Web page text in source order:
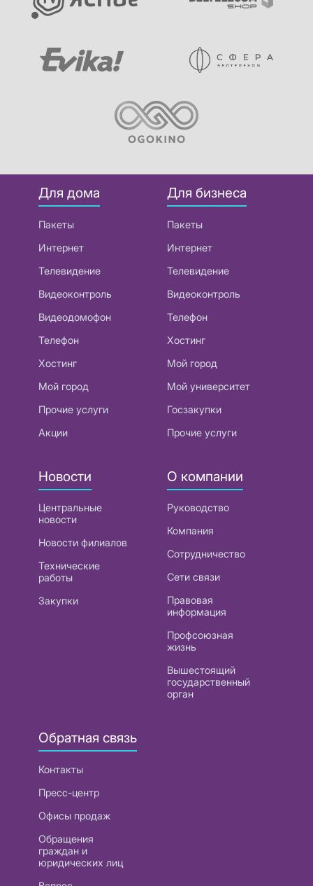
Для дома
Пакеты
Интернет
Телевидение
Видеоконтроль
Видеодомофон
Телефон
Хостинг
Мой город
Прочие услуги
Акции
Для бизнеса
Пакеты
Интернет
Телевидение
Видеоконтроль
Телефон
Хостинг
Мой город
Мой университет
Госзакупки
Прочие услуги
Новости
Центральные
новости
Новости филиалов
Технические
работы
Закупки
О компании
Руководство
Компания
Сотрудничество
Сети связи
Правовая
информация
Профсоюзная
жизнь
Вышестоящий
государственный
орган
Обратная связь
Контакты
Пресс-центр
Офисы продаж
Обращения
граждан и
юридических лиц